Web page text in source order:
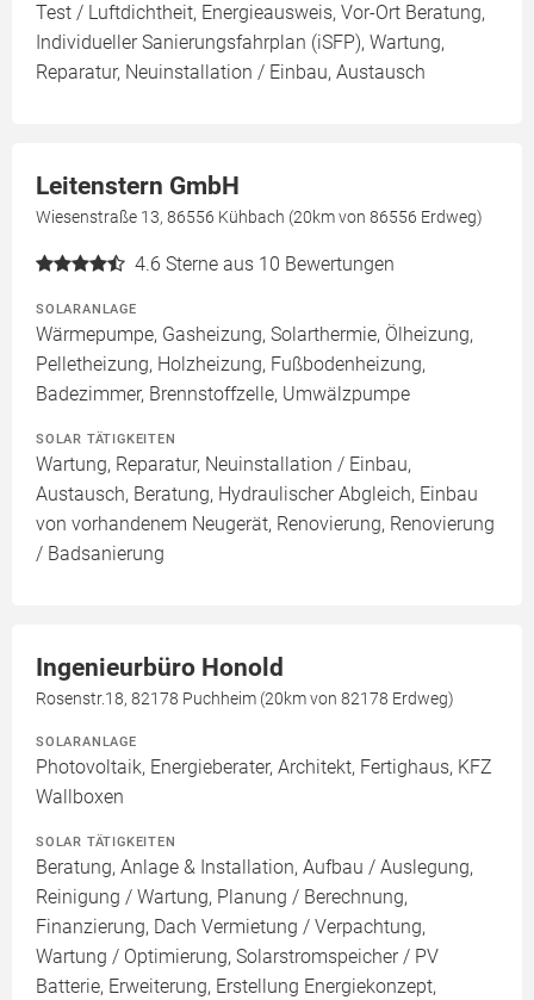
Test / Luftdichtheit, Energieausweis, Vor-Ort Beratung,
Individueller Sanierungsfahrplan (iSFP), Wartung,
Reparatur, Neuinstallation / Einbau, Austausch
Leitenstern GmbH
Wiesenstraße 13, 86556 Kühbach (20km von 86556 Erdweg)
4.6 Sterne aus 10 Bewertungen
SOLARANLAGE
Wärmepumpe, Gasheizung, Solarthermie, Ölheizung,
Pelletheizung, Holzheizung, Fußbodenheizung,
Badezimmer, Brennstoffzelle, Umwälzpumpe
SOLAR TÄTIGKEITEN
Wartung, Reparatur, Neuinstallation / Einbau,
Austausch, Beratung, Hydraulischer Abgleich, Einbau
von vorhandenem Neugerät, Renovierung, Renovierung
/ Badsanierung
Ingenieurbüro Honold
Rosenstr.18, 82178 Puchheim (20km von 82178 Erdweg)
SOLARANLAGE
Photovoltaik, Energieberater, Architekt, Fertighaus, KFZ
Wallboxen
SOLAR TÄTIGKEITEN
Beratung, Anlage & Installation, Aufbau / Auslegung,
Reinigung / Wartung, Planung / Berechnung,
Finanzierung, Dach Vermietung / Verpachtung,
Wartung / Optimierung, Solarstromspeicher / PV
Batterie, Erweiterung, Erstellung Energiekonzept,